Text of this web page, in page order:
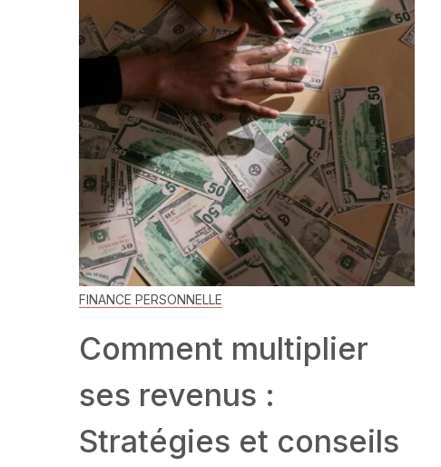
FINANCE PERSONNELLE
Comment multiplier
ses revenus :
Stratégies et conseils